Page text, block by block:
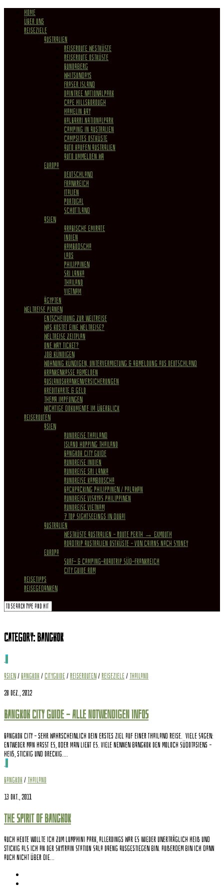
HOME
ÜBER UNS
REISEZIELE
Australien
Reiseroute Westküste
Reiseroute Ostküste
Bundaberg
Whitsundays
Fraser Island
Daintree Nationalpark
Cape Hillsborough
Hamelin Bay
Kalbarri Nationalpark
Camping in Australien
Campsites Ostküste
Auto kaufen Australien
Auto ummelden WA
Europa
Deutschland
Frankreich
Italien
Portugal
Schottland
Asien
Arabische Emirate
Indien
Kambodscha
Laos
Philippinen
Sri Lanka
Thailand
Vietnam
Ägypten
WELTREISE PLANEN
Entscheidung zur Weltreise
Was kostet eine Weltreise?
Weltreise Zeitplan
One Way Ticket?
Job kündigen
Wohnung Kündigen, Untervermietung & Abmeldung aus Deutschland
Krankenkasse abmelden
Auslandskrankenversicherungen
Kreditkarte & Geld
Thema Impfungen
Wichtige Dokumente im Überblick
REISEROUTEN
Asien
Rundreise Thailand
Island Hopping Thailand
Bangkok City Guide
Rundreise Indien
Rundreise Sri Lanka
Rundreise Kambodscha
Backpacking Philippinen / Palawan
Rundreise Visayas Philippinen
Rundreise Vietnam
7 Top Sightseeings in Dubai
Australien
Westküste Australien – Route Perth → Exmouth
Roadtrip Australien Ostküste – von Cairns nach Sydney
Europa
Surf- & Camping-Roadtrip Süd-Frankreich
City Guide Rom
REISETIPPS
REISEGEDANKEN
Category: Bangkok
0
Asien/ Bangkok / Cityguide/Reiserouten/Reiseziele/ Thailand
28 Dez., 2012
Bangkok City Guide – alle notwendigen Infos
Bangkok City – sehr wahrscheinlich dein erstes Ziel auf einer Thailand Reise. Viele sagen:
Entweder man hasst es, oder man liebt es. Viele nennen Bangkok den Moloch Südotasiens –
heiß, stickig und dreckig....
0
Bangkok / Thailand
13 Okt., 2011
The Spirit of Bangkok
Auch heute wollte ich zum Lumphini Park, allerdings war es wieder unerträglich heiß und
stickig als ich an der Skytrain Station Sala Daeng ausgestiegen bin. Außerdem bin ich dann
auch nicht über die...